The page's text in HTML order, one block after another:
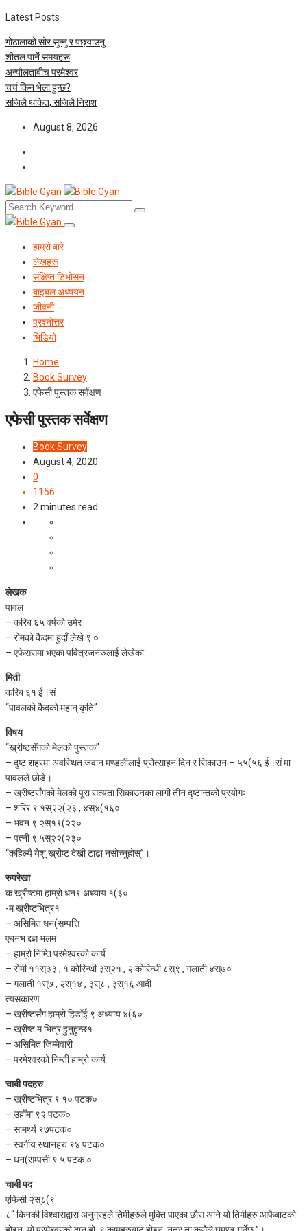
Latest Posts
गोठालाको सोर सुन्नु र पछ्याउनु
शीतल पार्ने समयहरू
अन्यौलताबीच परमेश्‍वर
चर्च किन भेला हुन्छ?
सजिलै थकित, सजिलै निराश
August 8, 2026
हाम्रो बारे
लेखहरू
संक्षिप्त डिभोसन
बाइबल अध्ययन
जीवनी
प्रश्‍नोत्तर
भिडियो
Home
Book Survey
एफेसी पुस्तक सर्वेक्षण
एफेसी पुस्तक सर्वेक्षण
Book Survey
August 4, 2020
0
1156
2 minutes read
लेखक
पावल
– करिब ६५ वर्षको उमेर
– रोमको कैदमा हुदाँ लेखे ९ ०
– एफेससमा भएका पवित्रजनरुलाई लेखेका
मिती
करिब ६१ ई।सं
“पावलको कैदको महान् कृति”
विषय
“ख्रीष्टसँगको मेलको पुस्तक”
– दुष्ट शहरमा अवस्थित जवान मण्डलीलाई प्रोत्साहन दिन र सिकाउन – ५५(५६ ई।सं मा
पावलले छोडे।
– ख्रीष्टसँगको मेलको पूरा सत्यता सिकाउनका लागी तीन दृष्टान्तको प्रयोगः
– शरिर ९ १स्२२(२३ , ४स्४(१६०
– भवन ९ २स्१९(२२०
– पत्नी ९ ५स्२२(२३०
“कहिल्यै येशू ख्रीष्ट देखी टाढा नसोच्नुहोस्”।
रुपरेखा
क ख्रीष्टमा हाम्रो धन९ अध्याय १(३०
-म ख्रीष्टभित्र१
– असिमित धन(सम्पत्ति
एबनभ द्दज्ञ भलम
– हाम्रो निम्ति परमेश्वरको कार्य
– रोमी ११स्३३ , १ कोरिन्थी ३स्२१ , २ कोरिन्थी ८स्९ , गलाती ४स्७०
– गलाती १स्७ , २स्१४ , ३स्८ , ३स्१६ आदी
त्यसकारण
– ख्रीष्टसँग हाम्रो हिडाँई ९ अध्याय ४(६०
– ख्रीष्ट म भित्र हुनुहुन्छ१
– असिमित जिम्मेवारी
– परमेश्वरको निम्ती हाम्रो कार्य
चाबी पदहरु
– ख्रीष्टभित्र ९ १० पटक०
– उहाँमा ९२ पटक०
– सामर्थ्य ९७पटक०
– स्वर्गीय स्थानहरु ९४ पटक०
– धन(सम्पत्ती ९ ५ पटक ०
चाबी पद
एफिसी २स्८(९
८“ किनकी विश्वासद्वारा अनुग्रहले तिमीहरुले मुक्ति पाएका छौस अनि यो तिमीहरु आफैबाटको